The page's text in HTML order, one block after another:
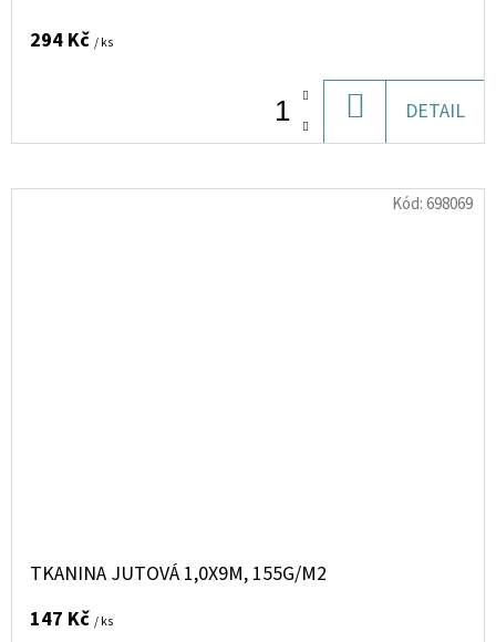
294 Kč / ks
KOŠÍKU
DETAIL
TKANINA JUTOVÁ 1,0X9M, 155G/M2
147 Kč / ks
Kód:698069